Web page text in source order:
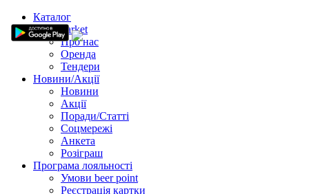
Каталог
Beer Market
Про нас
Оренда
Тендери
Новини/Акції
Новини
Акції
Поради/Статті
Соцмережі
Анкета
Розіграш
Програма лояльності
Умови beer point
Реєстрація картки